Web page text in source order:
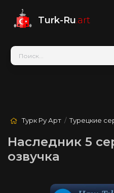
Turk-Ru.art
Турк Ру Арт /Турецкие
Наследник 5
озвучка